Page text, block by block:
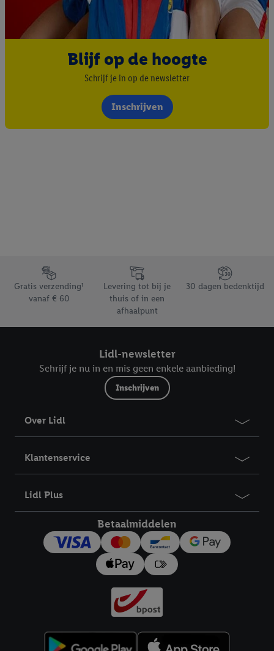
Blijf op de hoogte
Schrijf je in op de newsletter
Inschrijven
Footerelement met de verschillende USPs van Lidl.be
Gratis verzending¹
vanaf € 60
Levering tot bij je
thuis of in een
afhaalpunt
30 dagen bedenktijd
Lidl-newsletter
Schrijf je nu in en mis geen enkele aanbieding!
Inschrijven
Over Lidl
Klantenservice
Lidl Plus
Betaalmiddelen